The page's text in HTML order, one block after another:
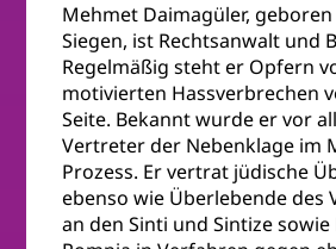
Mehmet Daimagüler, geboren
Siegen, ist Rechtsanwalt und
Regelmäßig steht er Opfern
motivierten Hassverbrechen
Seite. Bekannt wurde er vor
Vertreter der Nebenklage im
Prozess. Er vertrat jüdische
ebenso wie Überlebende des
an den Sinti und Sintize sowie